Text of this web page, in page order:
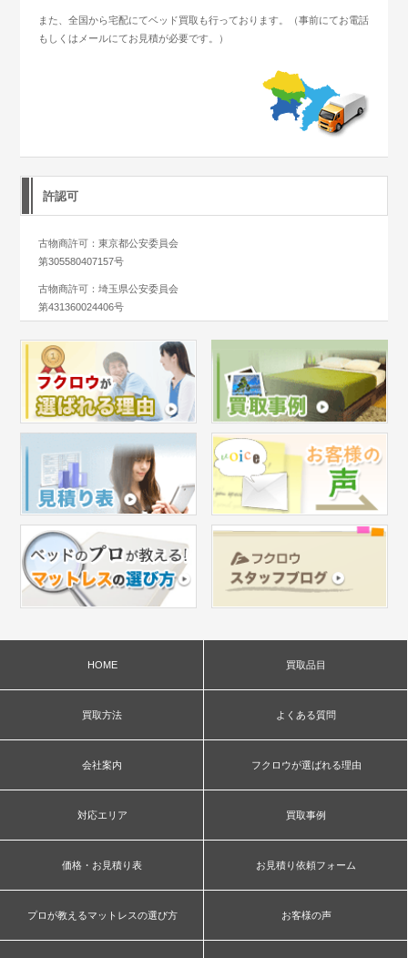
また、全国から宅配にてベッド買取も行っております。（事前にてお電話
もしくはメールにてお見積が必要です。）
許認可
古物商許可：東京都公安委員会
第305580407157号
古物商許可：埼玉県公安委員会
第431360024406号
HOME 買取品目
買取方法 よくある質問
会社案内 フクロウが選ばれる理由
対応エリア 買取事例
価格・お見積り表 お見積り依頼フォーム
プロが教えるマットレスの選び方 お客様の声